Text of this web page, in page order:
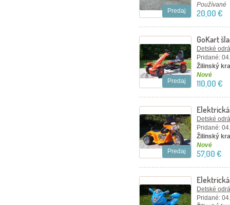
Predaj
Používané
20,00 €
Predaj
GoKart
Detské
Pridané:
Žilinský
Nové
110,00 €
Predaj
oranžová
Detské
Pridané:
Žilinský
Nové
57,00 €
Detské
Pridané: